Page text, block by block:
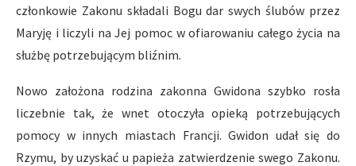
członkowie Zakonu składali Bogu dar swych ślubów przez
Maryję i liczyli na Jej pomoc w ofiarowaniu całego życia na
służbę potrzebującym bliźnim.
Nowo założona rodzina zakonna Gwidona szybko rosła
liczebnie tak, że wnet otoczyła opieką potrzebujących
pomocy w innych miastach Francji. Gwidon udał się do
Rzymu, by uzyskać u papieża zatwierdzenie swego Zakonu.